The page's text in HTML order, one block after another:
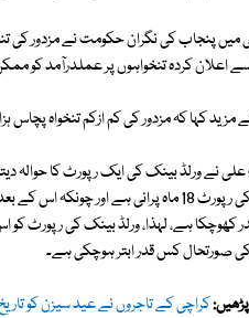
اعلان کردہ تنخواہوں پر عملدرآمد کو
مزید کہا کہ مزدور کی کم ازکم تنخواہ
بینک کی رپورٹ 18 ماہ پرانی ہے اور
کھوچکا ہے، لہذا، ورلڈ بینک کی رپورٹ
صورتحال کس قدر ابتر ہوچکی ہے۔
کراچی کے تاجروں نے عید سیزن کو